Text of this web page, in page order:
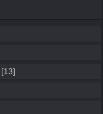
[13]